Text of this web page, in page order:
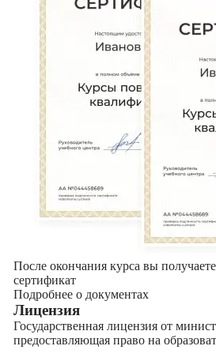
После окончания курса вы
сертификат
Подробнее о документах
Лицензия
Государственная лицензия от
предоставляющая право на